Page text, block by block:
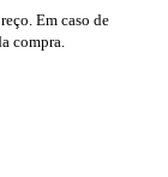
Em caso de
compra.